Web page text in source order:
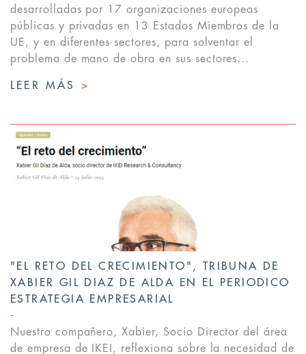
desarrolladas por 17 organizaciones europeas
públicas y privadas en 13 Estados Miembros de la
UE, y en diferentes sectores, para solventar el
problema de mano de obra en sus sectores...
LEER MÁS >
"EL RETO DEL CRECIMIENTO", TRIBUNA DE
XABIER GIL DIAZ DE ALDA EN EL PERIODICO
ESTRATEGIA EMPRESARIAL
Nuestro compañero, Xabier, Socio Director del área
de empresa de IKEI, reflexiona sobre la necesidad de